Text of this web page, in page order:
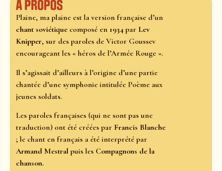
À propos
Plaine, ma plaine est la version française d’un
chant soviétique composé en 1934 par Lev
Knipper, sur des paroles de Victor Goussev
encourageant les « héros de l’Armée Rouge ».
Il s’agissait d’ailleurs à l’origine d’une partie
chantée d’une symphonie intitulée Poème aux
jeunes soldats.
Les paroles françaises (qui ne sont pas une
traduction) ont été créées par Francis Blanche
; le chant en français a été interprété par
Armand Mestral puis les Compagnons de la
chanson.